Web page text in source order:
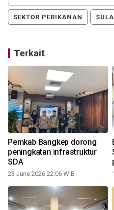
SEKTOR PERIKANAN
Terkait
Pemkab Bangkep dorong
peningkatan infrastruktur
SDA
23 June 2026 22:06 WIB